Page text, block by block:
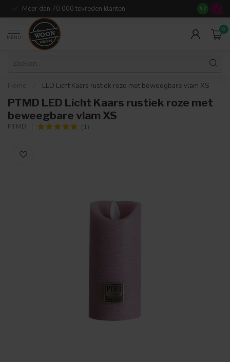
Meer dan 70.000 tevreden klanten 14dagen
9.2
MENU
0
Home LED Licht Kaars rustiek roze met beweegbare vlam XS
PTMD LED Licht Kaars rustiek roze met
beweegbare vlam XS
PTMD (1)